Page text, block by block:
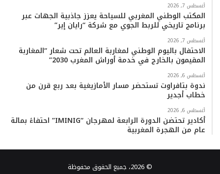
أغسطس 7, 2026
المكتب الوطني المغربي للسياحة يعزز جاذبية الجهات عبر
برنامج تاريخي للربط الجوي مع شركة “رايان إير”
أغسطس 7, 2026
الاحتفال باليوم الوطني لمغاربة العالم تحت شعار “المغاربة
المقيمون بالخارج في خدمة أوراش المغرب 2030”
أغسطس 6, 2026
ندوة بتافراوت تستحضر مسار الأمازيغية بعد ربع قرن من
خطاب أجدير
أغسطس 6, 2026
أكادير تحتضن الدورة الرابعة لمهرجان “IMINIG” احتفاءً بمائة
عام من الهجرة المغربية
© 2026، جميع الحقوق محفوظة